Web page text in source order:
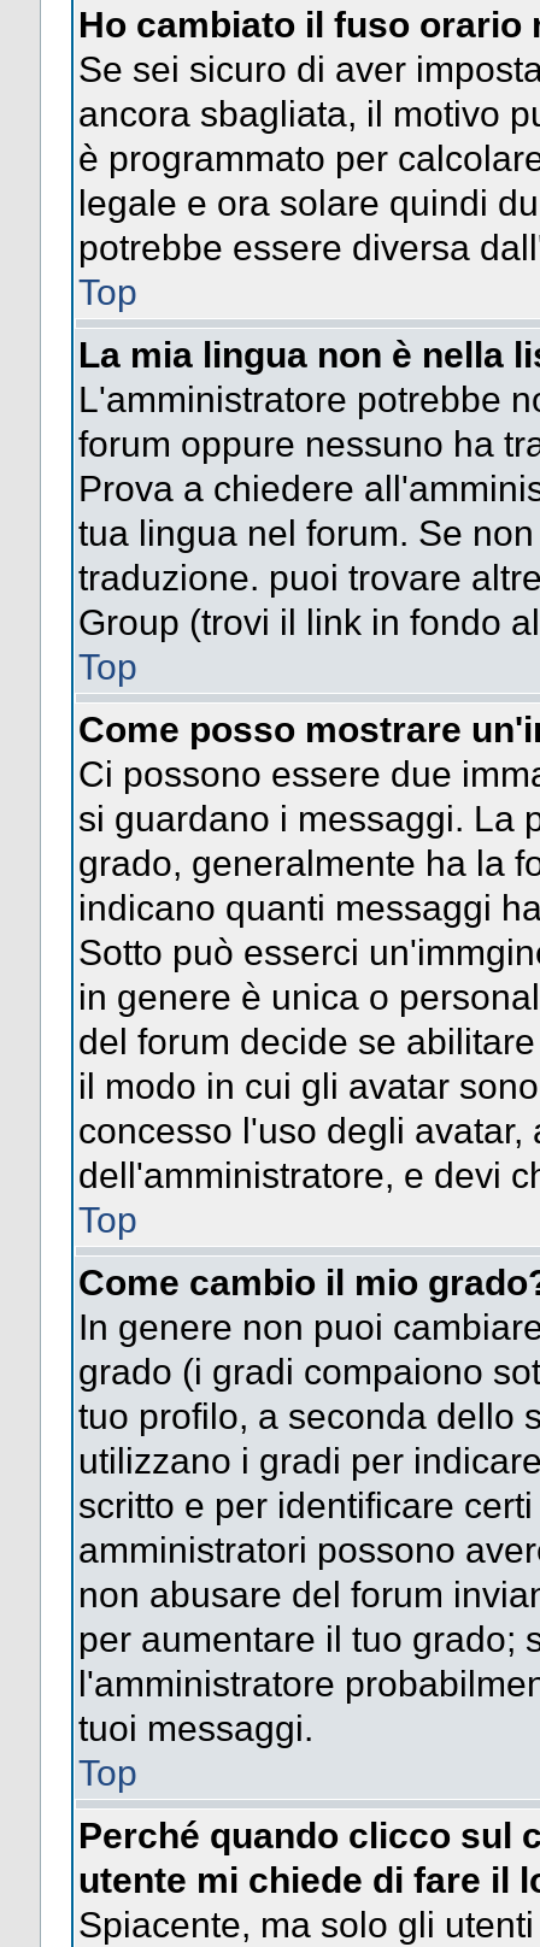
Ho cambiato il fuso orario
Se sei sicuro di aver
ancora sbagliata, il motivo
è programmato per
legale e ora solare quindi
potrebbe essere diversa
Top
La mia lingua non è nella
L'amministratore potrebbe
forum oppure nessuno ha
Prova a chiedere
tua lingua nel forum. Se
traduzione. puoi trovare
Group (trovi il link in fondo
Top
Come posso mostrare
Ci possono essere due
si guardano i messaggi. La
grado, generalmente ha la
indicano quanti messaggi
Sotto può esserci
in genere è unica o
del forum decide se
il modo in cui gli avatar
concesso l'uso degli
dell'amministratore, e devi
Top
Come cambio il mio
In genere non puoi
grado (i gradi compaiono
tuo profilo, a seconda dello
utilizzano i gradi per
scritto e per identificare
amministratori possono
non abusare del forum
per aumentare il tuo grado;
l'amministratore
tuoi messaggi.
Top
Perché quando clicco sul
utente mi chiede di fare il
Spiacente, ma solo gli